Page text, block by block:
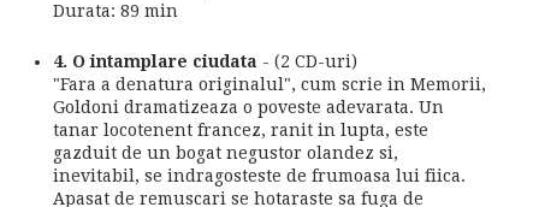
Durata: 89 min
4. O intamplare ciudata - (2 CD-uri)
"Fara a denatura originalul", cum scrie in Memorii,
Goldoni dramatizeaza o poveste adevarata. Un
tanar locotenent francez, ranit in lupta, este
gazduit de un bogat negustor olandez si,
inevitabil, se indragosteste de frumoasa lui fiica.
Apasat de remuscari se hotaraste sa fuga de